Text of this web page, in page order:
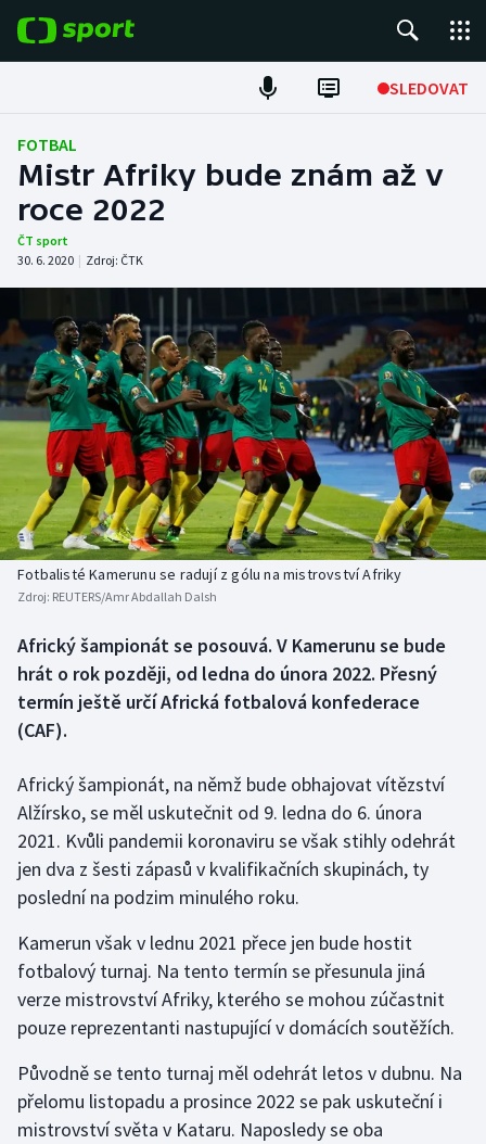
SLEDOVAT
Fotbal
Hokej
Tenis
Atletika
Cyklistika
DALŠÍ SPORTY
Americký fotbal
Baseball a softbal
Basketbal
Biatlon
Boby a skeleton
Box
Dostihy
Florbal
Golf
Gymnastika
Házená
Jezdectví
NEPŘEHLÉDNĚTE
Soutěže
Historické návraty
Aplikace ČT sport
AZ kvíz
FOTBAL
Mistr Afriky bude znám až v
roce 2022
ČT sport
30. 6. 2020 | Zdroj: ČTK
Fotbalisté Kamerunu se radují z gólu na mistrovství Afriky
Zdroj: REUTERS/Amr Abdallah Dalsh
Africký šampionát se posouvá. V Kamerunu se bude
hrát o rok později, od ledna do února 2022. Přesný
termín ještě určí Africká fotbalová konfederace
(CAF).
Africký šampionát, na němž bude obhajovat vítězství
Alžírsko, se měl uskutečnit od 9. ledna do 6. února
2021. Kvůli pandemii koronaviru se však stihly odehrát
jen dva z šesti zápasů v kvalifikačních skupinách, ty
poslední na podzim minulého roku.
Kamerun však v lednu 2021 přece jen bude hostit
fotbalový turnaj. Na tento termín se přesunula jiná
verze mistrovství Afriky, kterého se mohou zúčastnit
pouze reprezentanti nastupující v domácích soutěžích.
Původně se tento turnaj měl odehrát letos v dubnu. Na
přelomu listopadu a prosince 2022 se pak uskuteční i
mistrovství světa v Kataru. Naposledy se oba